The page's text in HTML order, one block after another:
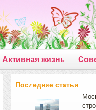
Активная жизнь
Последние статьи